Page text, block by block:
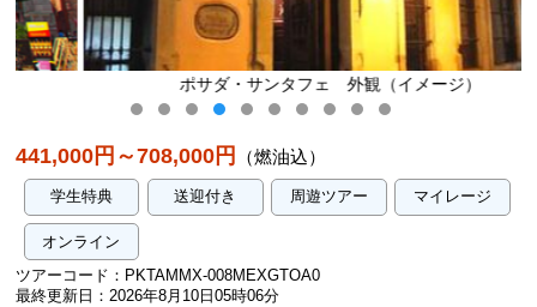
ポサダ・サンタフェ 外観（イメージ）
441,000円～708,000円 （燃油込）
学生特典 送迎付き 周遊ツアー マイレージ
オンライン
ツアーコード：PKTAMMX-008MEXGTOA0
最終更新日：2026年8月10日05時06分